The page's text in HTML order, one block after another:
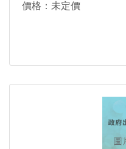
價格：未定價